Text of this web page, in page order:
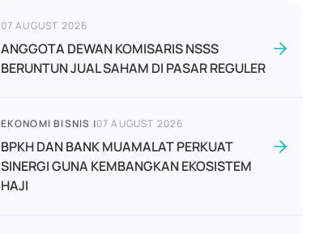
07 AUGUST 2026
ANGGOTA DEWAN KOMISARIS NSSS
BERUNTUN JUAL SAHAM DI PASAR REGULER
EKONOMI BISNIS |07 AUGUST 2026
BPKH DAN BANK MUAMALAT PERKUAT
SINERGI GUNA KEMBANGKAN EKOSISTEM
HAJI